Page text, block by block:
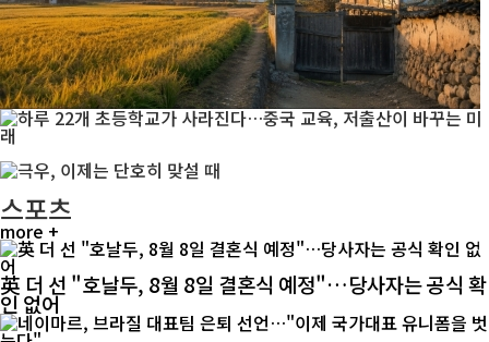
스포츠
more +
英 더 선 "호날두, 8월 8일 결혼식 예정"…당사자는 공식 확
인 없어